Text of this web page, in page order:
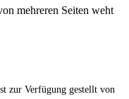
mehreren Seiten weht
zur Verfügung gestellt von